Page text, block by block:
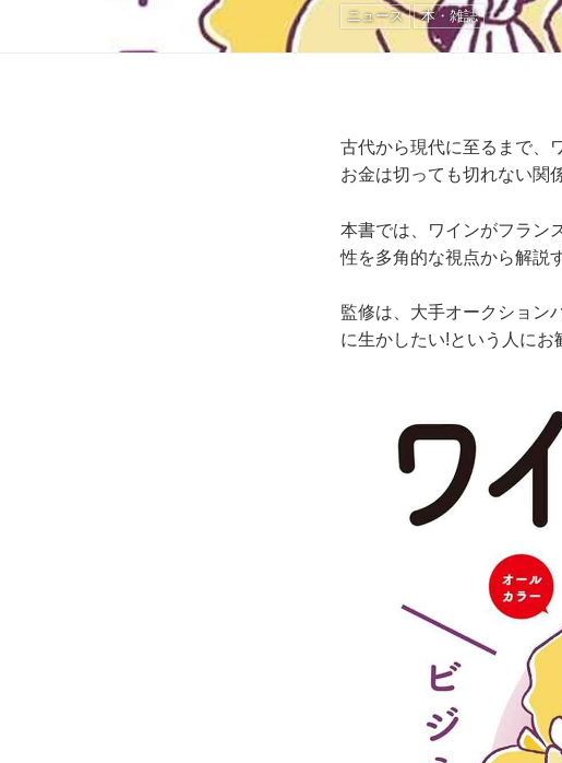
ニュース 本・雑誌
古代から現代に至るまで、
お金は切っても切れない関
本書では、ワインがフラン
性を多角的な視点から解説
監修は、大手オークション
に生かしたい!という人にお